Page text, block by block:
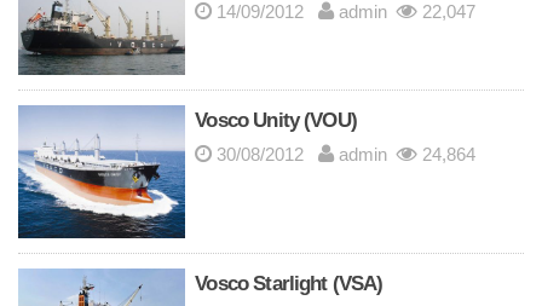
14/09/2012 admin 22,047
Vosco Unity (VOU)
30/08/2012 admin 24,864
Vosco Starlight (VSA)